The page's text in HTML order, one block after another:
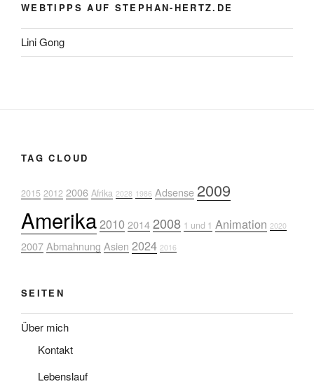
WEBTIPPS AUF STEPHAN-HERTZ.DE
Lini Gong
TAG CLOUD
2015 2012 2006 Afrika 2028 1986 Adsense 2009
Amerika2010 20142008 1 und 1 Animation 2020
2007 Abmahnung Asien 2024 2016
SEITEN
Über mich
Kontakt
Lebenslauf